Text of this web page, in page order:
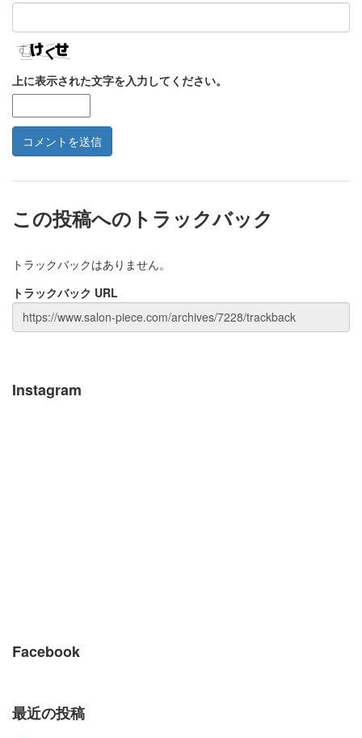
上に表示された文字を入力してください。
この投稿へのトラックバック
トラックバックはありません。
トラックバック URL
Instagram
Facebook
最近の投稿